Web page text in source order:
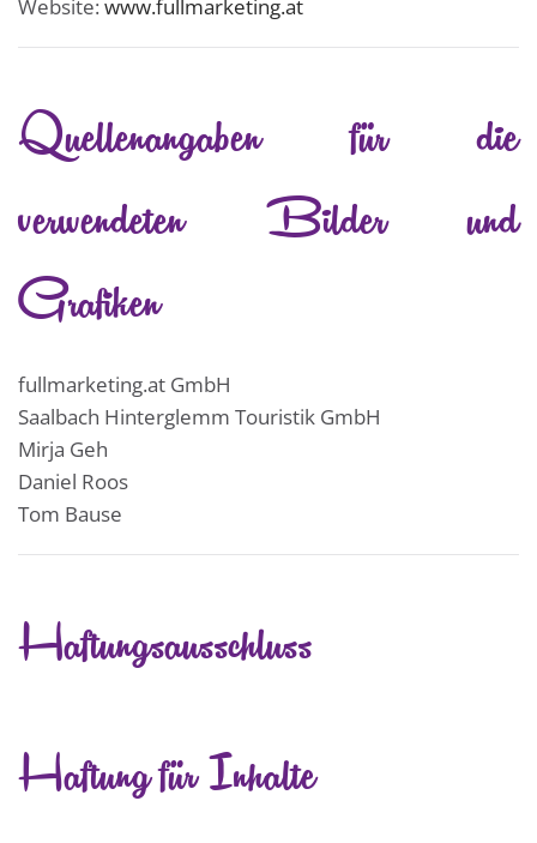
Website: www.fullmarketing.at
Quellenangaben für die
verwendeten Bilder und
Grafiken
fullmarketing.at GmbH
Saalbach Hinterglemm Touristik GmbH
Mirja Geh
Daniel Roos
Tom Bause
Haftungsausschluss
Haftung für Inhalte